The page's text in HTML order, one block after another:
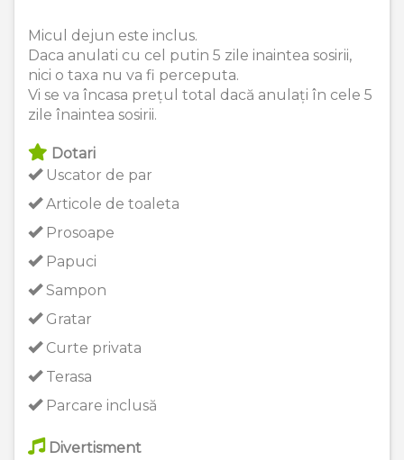
Micul dejun este inclus.
Daca anulati cu cel putin 5 zile inaintea sosirii,
nici o taxa nu va fi perceputa.
Vi se va încasa prețul total dacă anulați în cele 5
zile înaintea sosirii.
Dotari
Uscator de par
Articole de toaleta
Prosoape
Papuci
Sampon
Gratar
Curte privata
Terasa
Parcare inclusă
Divertisment